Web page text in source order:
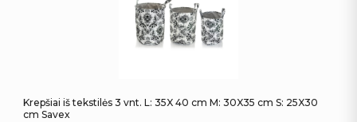
Krepšiai iš tekstilės 3 vnt. L: 35X 40 cm M: 30X35 cm S: 25X30
cm Savex